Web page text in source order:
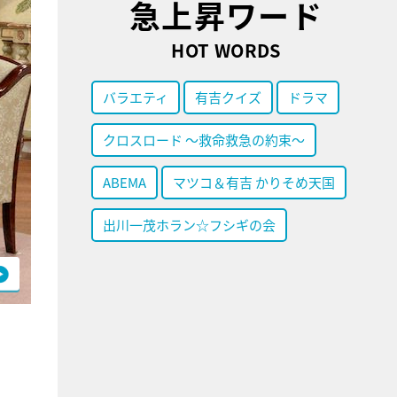
急上昇ワード
HOT WORDS
バラエティ 有吉クイズ ドラマ
クロスロード ～救命救急の約束～
ABEMA マツコ＆有吉 かりそめ天国
出川一茂ホラン☆フシギの会